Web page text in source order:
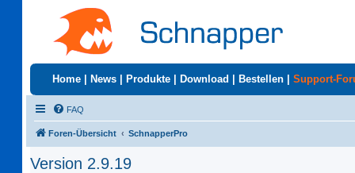
Home News Produkte Download Bestellen Support-
FAQ
Foren-Übersicht SchnapperPro
Version 2.9.19